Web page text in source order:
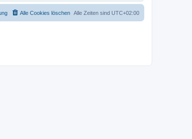
Alle Zeiten sind UTC+02:00
Alle Cookies löschen